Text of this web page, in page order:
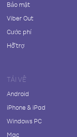
Bảo mật
Viber Out
Cước phí
Hỗ trợ
TẢI VỀ
Android
iPhone & iPad
Windows PC
Mac